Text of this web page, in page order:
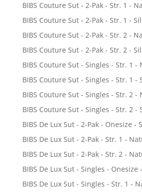
BIBS Couture Sut - 2-Pak - Str. 1 -
BIBS Couture Sut - 2-Pak - Str. 1 -
BIBS Couture Sut - 2-Pak - Str. 2 -
BIBS Couture Sut - 2-Pak - Str. 2 -
BIBS Couture Sut - Singles - Str. 1
BIBS Couture Sut - Singles - Str. 1 -
BIBS Couture Sut - Singles - Str. 2
BIBS Couture Sut - Singles - Str. 2 -
BIBS De Lux Sut - 2-Pak - Onesize -
BIBS De Lux Sut - 2-Pak - Str. 1 -
BIBS De Lux Sut - 2-Pak - Str. 2 -
BIBS De Lux Sut - Singles - Onesize
BIBS De Lux Sut - Singles - Str. 1 -